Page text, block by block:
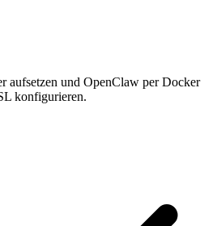
aufsetzen und OpenClaw per Docker
konfigurieren.